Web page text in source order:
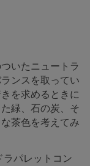
いたニュートラ
ンスを取ってい
を求めるときに
緑、石の炭、そ
茶色を考えてみ
ラパレットコン